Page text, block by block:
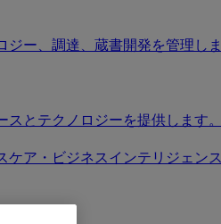
ー、調達、蔵書開発を管理しま
とテクノロジーを提供します。
ケア・ビジネスインテリジェン
。